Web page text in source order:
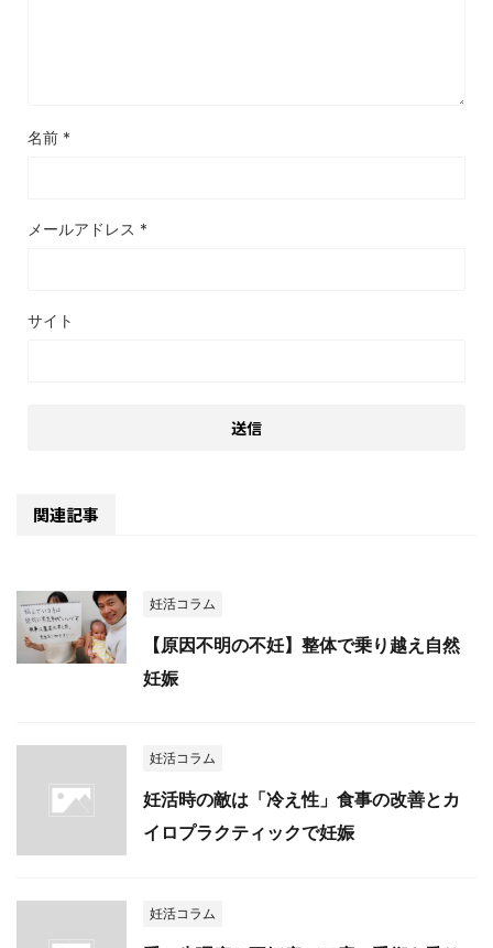
名前 *
メールアドレス *
サイト
関連記事
妊活コラム
【原因不明の不妊】整体で乗り越え自然
妊娠
妊活コラム
妊活時の敵は「冷え性」食事の改善とカ
イロプラクティックで妊娠
妊活コラム